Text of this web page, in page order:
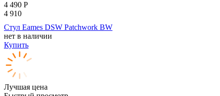
4 490 Р
4 910
Стул Eames DSW Patchwork BW
нет в наличии
Купить
Лучшая цена